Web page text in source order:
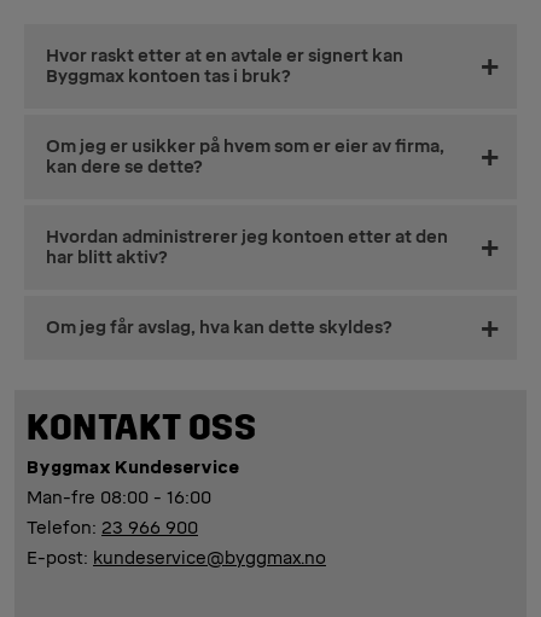
Hvor raskt etter at en avtale er signert kan
Byggmax kontoen tas i bruk?
med en gang.
Om jeg er usikker på hvem som er eier av firma,
kan dere se dette?
utgangspunktet kan hjelpe kunden med. Men vi
Hvordan administrerer jeg kontoen etter at den
har blitt aktiv?
som administrator, se bevilget og utnyttet kreditt,
Om jeg får avslag, hva kan dette skyldes?
Collector som kan hjelpe dere videre i denne
prosessen. Du finner kontaktopplysninger på denne
siden. Eller ring oss, så skal vi hjelpe deg videre til
Collector.
KONTAKT OSS
Byggmax Kundeservice
Man-fre 08:00 - 16:00
Telefon: 23 966 900
E-post: kundeservice@byggmax.no